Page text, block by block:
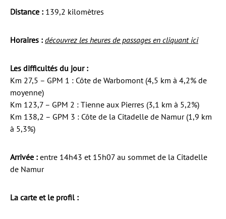
Distance : 139,2 kilomètres
Horaires : découvrez les heures de passages en cliquant ici
Les difficultés du jour :
Km 27,5 – GPM 1 : Côte de Warbomont (4,5 km à 4,2% de
moyenne)
Km 123,7 – GPM 2 : Tienne aux Pierres (3,1 km à 5,2%)
Km 138,2 – GPM 3 : Côte de la Citadelle de Namur (1,9 km
à 5,3%)
Arrivée : entre 14h43 et 15h07 au sommet de la Citadelle
de Namur
La carte et le profil :